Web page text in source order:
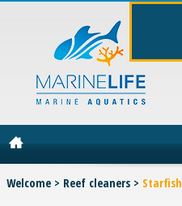
Welcome > Reef cleaners > Starfish